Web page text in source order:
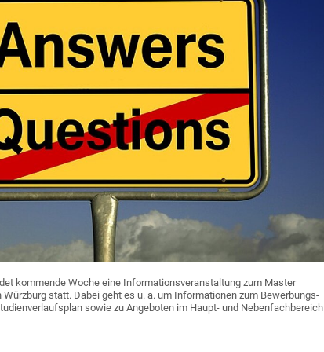
kommende Woche eine Informationsveranstaltung zum Master
statt. Dabei geht es u. a. um Informationen zum Bewerbungs-
sowie zu Angeboten im Haupt- und Nebenfachbereich